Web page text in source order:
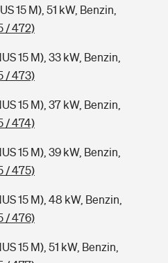
15 M), 51 kW, Benzin,
/ 472)
15 M), 33 kW, Benzin,
/ 473)
15 M), 37 kW, Benzin,
/ 474)
15 M), 39 kW, Benzin,
/ 475)
15 M), 48 kW, Benzin,
/ 476)
15 M), 51 kW, Benzin,